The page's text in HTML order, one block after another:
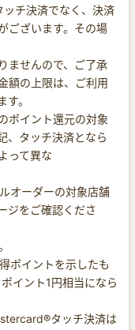
チ決済でなく、決済
ございます。その場
ませんので、ご了承
額の上限は、ご利用
。
ポイント還元の対象
、タッチ決済となら
って異な
オーダーの対象店舗
ジをご確認くださ
ポイントを示したも
イント1円相当になら
タッチ決済は